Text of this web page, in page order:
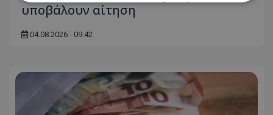
υποβάλουν αίτηση
04.08.2026 - 09:42
Τα απολύτως απαραίτητα cookies επιτρέπουν
βασικές λειτουργίες του ιστότοπου, όπως τη
σύνδεση χρήστη και τη διαχείριση λογαριασμού.
Ο ιστότοπος δεν μπορεί να χρησιμοποιηθεί σωστά